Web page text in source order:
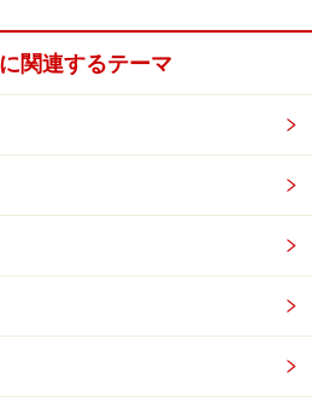
認してもらって集約して本社へ
マイナンバーを複数の人間が扱
る人間に事前教育をしっかりや
せん。個人番号を既に導入して
人確認が義務つけられていま
ずに問題が発生した時は企業は
てしまうでしょう。どう本人確
）を残しておきます。
関連するテーマ